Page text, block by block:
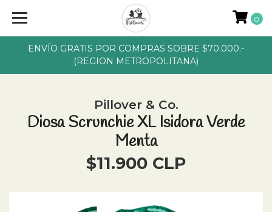
ENVÍO GRATIS POR COMPRAS SOBRE $70.000.-
(REGION METROPOLITANA)
0
Pillover & Co.
Diosa Scrunchie XL Isidora Verde
Menta
$11.900 CLP